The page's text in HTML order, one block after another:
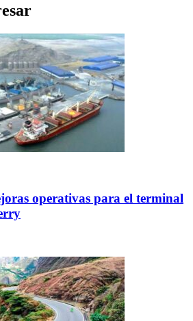
operativas para el terminal